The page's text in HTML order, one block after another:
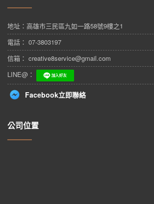
地址： 高雄市三民區九如一路58號9樓之1
電話： 07-3803197
信箱： creative8service@gmail.com
LINE@：
Facebook立即聯絡
公司位置